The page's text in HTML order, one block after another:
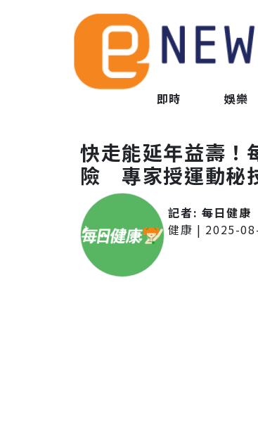
即時 娛樂
快走能延年益壽！
險 專家授運動秘
記者: 每日健康
健康 | 2025-